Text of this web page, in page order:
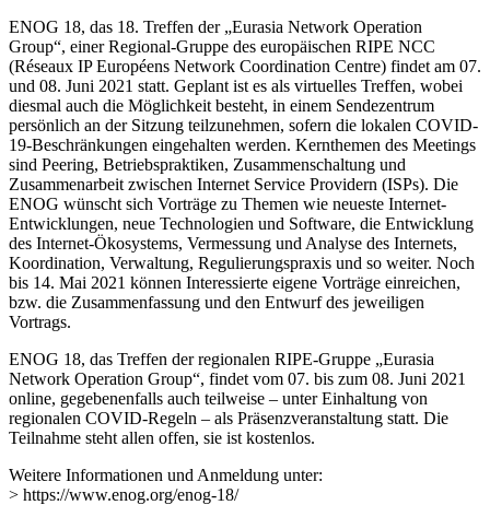
ENOG 18, das 18. Treffen der „Eurasia Network Operation
Group“, einer Regional-Gruppe des europäischen RIPE NCC
(Réseaux IP Européens Network Coordination Centre) findet am 07.
und 08. Juni 2021 statt. Geplant ist es als virtuelles Treffen, wobei
diesmal auch die Möglichkeit besteht, in einem Sendezentrum
persönlich an der Sitzung teilzunehmen, sofern die lokalen COVID-
19-Beschränkungen eingehalten werden. Kernthemen des Meetings
sind Peering, Betriebspraktiken, Zusammenschaltung und
Zusammenarbeit zwischen Internet Service Providern (ISPs). Die
ENOG wünscht sich Vorträge zu Themen wie neueste Internet-
Entwicklungen, neue Technologien und Software, die Entwicklung
des Internet-Ökosystems, Vermessung und Analyse des Internets,
Koordination, Verwaltung, Regulierungspraxis und so weiter. Noch
bis 14. Mai 2021 können Interessierte eigene Vorträge einreichen,
bzw. die Zusammenfassung und den Entwurf des jeweiligen
Vortrags.
ENOG 18, das Treffen der regionalen RIPE-Gruppe „Eurasia
Network Operation Group“, findet vom 07. bis zum 08. Juni 2021
online, gegebenenfalls auch teilweise – unter Einhaltung von
regionalen COVID-Regeln – als Präsenzveranstaltung statt. Die
Teilnahme steht allen offen, sie ist kostenlos.
Weitere Informationen und Anmeldung unter:
> https://www.enog.org/enog-18/